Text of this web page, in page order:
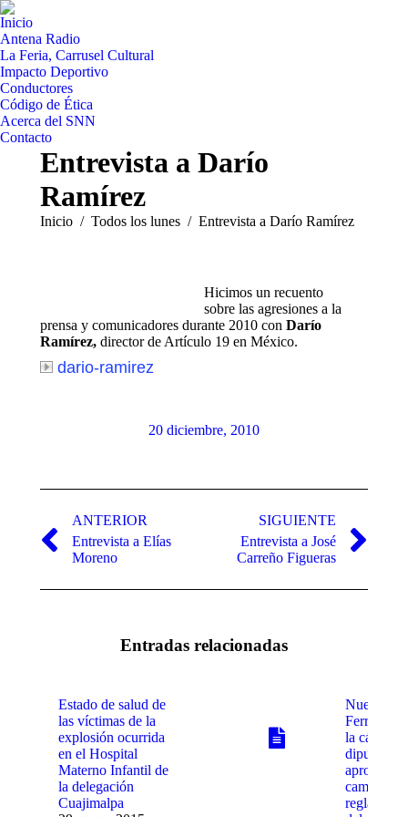
Inicio
Antena Radio
La Feria, Carrusel Cultural
Impacto Deportivo
Conductores
Código de Ética
Acerca del SNN
Contacto
Entrevista a Darío
Ramírez
Estás aquí:
Inicio Todos los lunes Entrevista a Darío Ramírez
Hicimos un recuento
sobre las agresiones a la
prensa y comunicadores durante 2010 con Darío
Ramírez, director de Artículo 19 en México.
dario-ramirez
20 diciembre, 2010
entre
publicaciones
ANTERIOR
Publicación
anterior:
Entrevista a Elías
Moreno
SIGUIENTE
Publicación
siguiente:
Entrevista a José
Carreño Figueras
Entradas relacionadas
Estado de salud de
las víctimas de la
explosión ocurrida
en el Hospital
Materno Infantil de
la delegación
Cuajimalpa
Nueva
la cámara
diputados
aprobo
cambios a